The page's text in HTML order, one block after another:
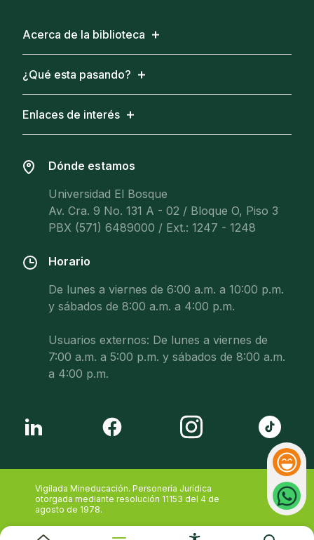
Acerca de la biblioteca
¿Qué esta pasando?
Enlaces de interés
Dónde estamos
Universidad El Bosque
Av. Cra. 9 No. 131 A - 02 / Bloque O, Piso 3
PBX (571) 6489000 / Ext.: 1247 - 1248
Horario
De lunes a viernes de 6:00 a.m. a 10:00 p.m.
y sábados de 8:00 a.m. a 4:00 p.m.
Usuarios externos: De lunes a viernes de
7:00 a.m. a 5:00 p.m. y sábados de 8:00 a.m.
a 4:00 p.m.
Vigilada Mineducación. Personería Jurídica
otorgada mediante resolución 11153 del 4 de
agosto de 1978.